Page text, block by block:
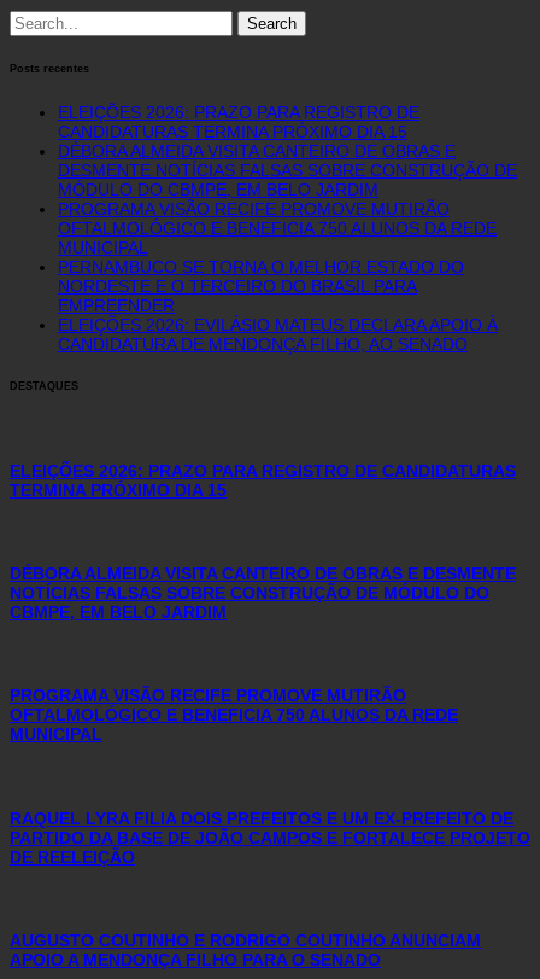
Search
for:
Posts recentes
ELEIÇÕES 2026: PRAZO PARA REGISTRO DE
CANDIDATURAS TERMINA PRÓXIMO DIA 15
DÉBORA ALMEIDA VISITA CANTEIRO DE OBRAS E
DESMENTE NOTÍCIAS FALSAS SOBRE CONSTRUÇÃO DE
MÓDULO DO CBMPE, EM BELO JARDIM
PROGRAMA VISÃO RECIFE PROMOVE MUTIRÃO
OFTALMOLÓGICO E BENEFICIA 750 ALUNOS DA REDE
MUNICIPAL
PERNAMBUCO SE TORNA O MELHOR ESTADO DO
NORDESTE E O TERCEIRO DO BRASIL PARA
EMPREENDER
ELEIÇÕES 2026: EVILÁSIO MATEUS DECLARA APOIO À
CANDIDATURA DE MENDONÇA FILHO, AO SENADO
DESTAQUES
ELEIÇÕES 2026: PRAZO PARA REGISTRO DE CANDIDATURAS
TERMINA PRÓXIMO DIA 15
DÉBORA ALMEIDA VISITA CANTEIRO DE OBRAS E DESMENTE
NOTÍCIAS FALSAS SOBRE CONSTRUÇÃO DE MÓDULO DO
CBMPE, EM BELO JARDIM
PROGRAMA VISÃO RECIFE PROMOVE MUTIRÃO
OFTALMOLÓGICO E BENEFICIA 750 ALUNOS DA REDE
MUNICIPAL
RAQUEL LYRA FILIA DOIS PREFEITOS E UM EX-PREFEITO DE
PARTIDO DA BASE DE JOÃO CAMPOS E FORTALECE PROJETO
DE REELEIÇÃO
AUGUSTO COUTINHO E RODRIGO COUTINHO ANUNCIAM
APOIO A MENDONÇA FILHO PARA O SENADO